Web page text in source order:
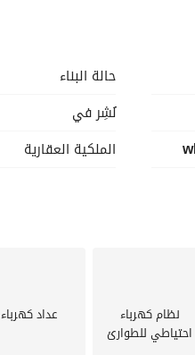
+ واتساب
حالة البناء
نُشِر في
الملكية العقارية
نظام كهرباء
احتياطي للطوارئ
عداد كهرباء